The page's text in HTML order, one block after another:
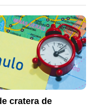
cratera de